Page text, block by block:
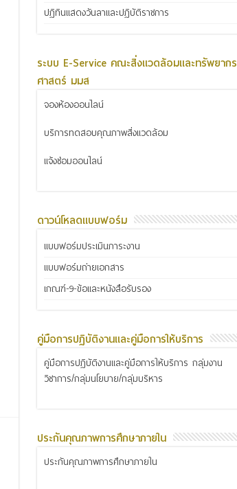
ปฏิทินแสดงวันลาและปฏิบัติราชการ
ระบบ E-Service คณะสิ่งแวดล้อมและทรัพยากร
ศาสตร์ มมส
จองห้องออนไลน์
บริการทดสอบคุณภาพสิ่งแวดล้อม
แจ้งซ่อมออนไลน์
ดาวน์โหลดแบบฟอร์ม
แบบฟอร์มประเมินภาระงาน
แบบฟอร์มถ่ายเอกสาร
เกณฑ์-9-ข้อและหนังสือรับรอง
คู่มือการปฏิบัติงานและคู่มือการให้บริการ
คู่มือการปฏิบัติงานและคู่มือการให้บริการ กลุ่มงาน
วิชาการ/กลุ่มนโยบาย/กลุ่มบริหาร
ประกันคุณภาพการศึกษาภายใน
ประกันคุณภาพการศึกษาภายใน